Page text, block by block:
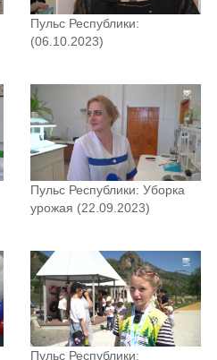
Пульс Республики:
(06.10.2023)
Пульс Республики: Уборка
урожая (22.09.2023)
Пульс Республики: